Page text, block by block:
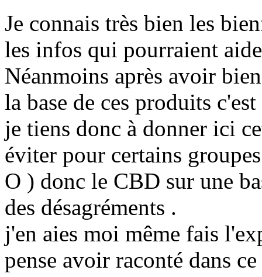
Je connais très bien les
les infos qui pourraient
Néanmoins après avoir
la base de ces produits
je tiens donc à donner ici
éviter pour certains
O ) donc le CBD sur une
des désagréments .
j'en aies moi même fais
pense avoir raconté dans